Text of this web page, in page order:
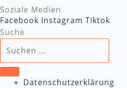
Soziale Medien
Facebook Instagram Tiktok
Suche
Datenschutzerklärung